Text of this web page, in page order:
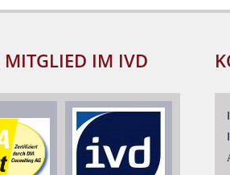
MITGLIED IM IVD